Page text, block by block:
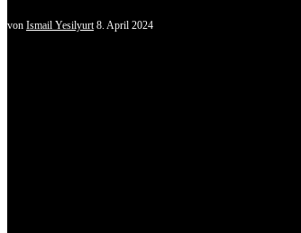
von Ismail Yesilyurt 8. April 2024